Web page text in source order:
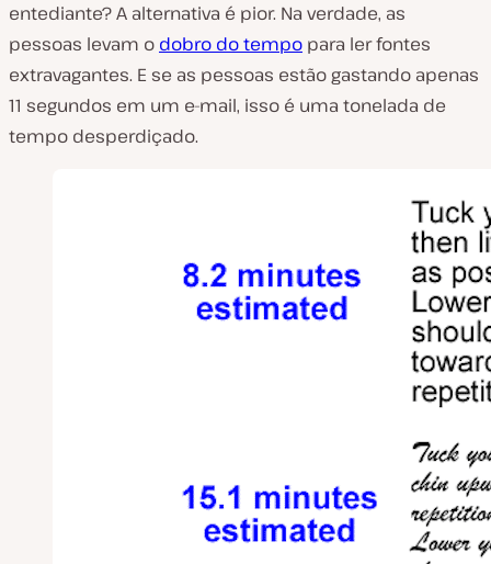
entediante? A alternativa é pior. Na verdade, as
pessoas levam o dobro do tempo para ler fontes
extravagantes. E se as pessoas estão gastando apenas
11 segundos em um e-mail, isso é uma tonelada de
tempo desperdiçado.